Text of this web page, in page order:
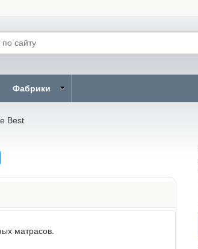
Фабрики
Best
матрасов.